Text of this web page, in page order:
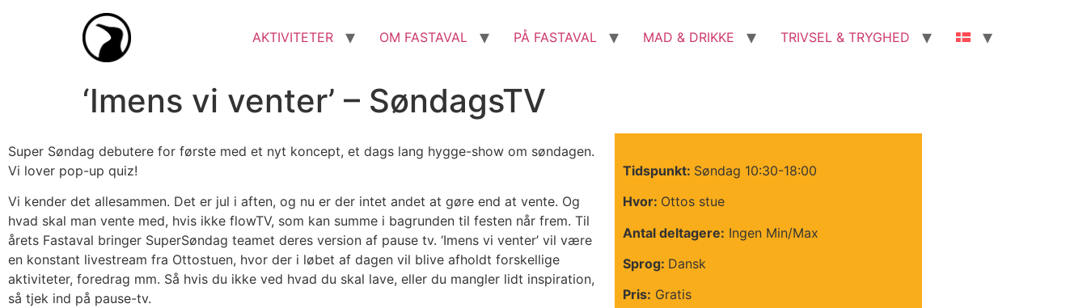
AKTIVITETER OM FASTAVAL PÅ FASTAVAL MAD & DRIKKE TRIVSEL & TRYGHED
‘Imens vi venter’ – SøndagsTV
Super Søndag debutere for første med et nyt koncept, et dags lang hygge-show om søndagen.
Vi lover pop-up quiz!
Vi kender det allesammen. Det er jul i aften, og nu er der intet andet at gøre end at vente. Og
hvad skal man vente med, hvis ikke flowTV, som kan summe i bagrunden til festen når frem. Til
årets Fastaval bringer SuperSøndag teamet deres version af pause tv. ‘Imens vi venter’ vil være
en konstant livestream fra Ottostuen, hvor der i løbet af dagen vil blive afholdt forskellige
aktiviteter, foredrag mm. Så hvis du ikke ved hvad du skal lave, eller du mangler lidt inspiration,
så tjek ind på pause-tv.
Tidspunkt: Søndag 10:30-18:00
Hvor: Ottos stue
Antal deltagere: Ingen Min/Max
Sprog: Dansk
Pris: Gratis